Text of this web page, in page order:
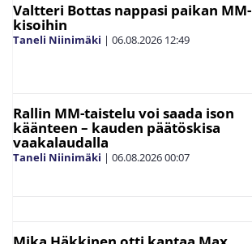
Valtteri Bottas nappasi paikan MM-
kisoihin
Taneli Niinimäki | 06.08.2026 12:49
Rallin MM-taistelu voi saada ison
käänteen – kauden päätöskisa
vaakalaudalla
Taneli Niinimäki | 06.08.202600:07